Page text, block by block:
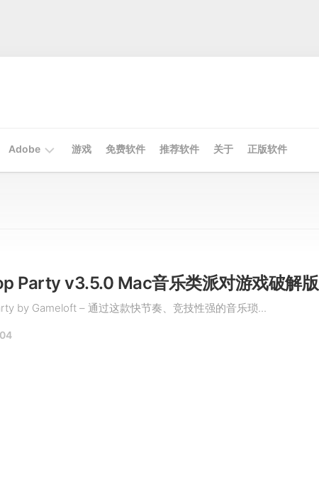
Adobe 游戏 免费软件 推荐软件 关于 正版软件
Party v3.5.0 Mac音乐类派对游戏破解版
by Gameloft – 通过这款快节奏、竞技性强的音乐琐...